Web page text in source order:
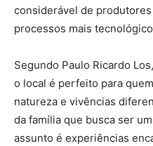
considerável de
processos mais
Segundo Paulo Ricardo
o local é perfeito para
natureza e vivências
da família que busca ser
assunto é experiências